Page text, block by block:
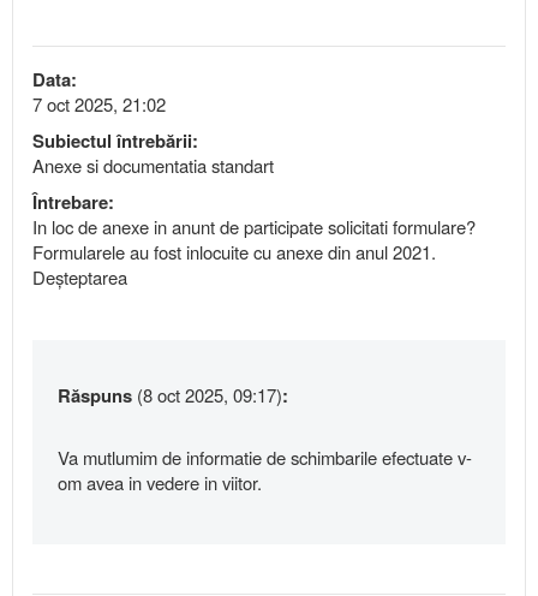
Data:
7 oct 2025, 21:02
Subiectul întrebării:
Anexe si documentatia standart
Întrebare:
In loc de anexe in anunt de participate solicitati formulare?
Formularele au fost inlocuite cu anexe din anul 2021.
Deșteptarea
Răspuns (8 oct 2025, 09:17):
Va mutlumim de informatie de schimbarile efectuate v-
om avea in vedere in viitor.